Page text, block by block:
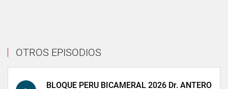
OTROS EPISODIOS
BLOQUE PERU BICAMERAL 2026 Dr. ANTERO